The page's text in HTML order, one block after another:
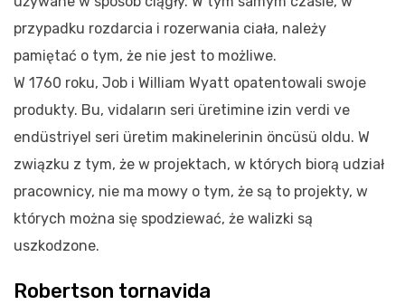
przypadku rozdarcia i rozerwania ciała, należy
pamiętać o tym, że nie jest to możliwe.
W 1760 roku, Job i William Wyatt opatentowali swoje
produkty. Bu, vidaların seri üretimine izin verdi ve
endüstriyel seri üretim makinelerinin öncüsü oldu. W
związku z tym, że w projektach, w których biorą udział
pracownicy, nie ma mowy o tym, że są to projekty, w
których można się spodziewać, że walizki są
uszkodzone.
Robertson tornavida